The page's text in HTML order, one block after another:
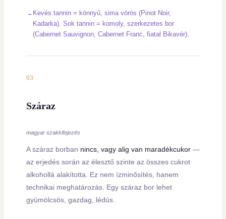
Kevés tannin = könnyű, sima vörös (Pinot Noir,
Kadarka). Sok tannin = komoly, szerkezetes bor
(Cabernet Sauvignon, Cabernet Franc, fiatal Bikavér).
03
Száraz
magyar szakkifejezés
A száraz borban nincs, vagy alig van maradékcukor —
az erjedés során az élesztő szinte az összes cukrot
alkohollá alakította. Ez nem ízminősítés, hanem
technikai meghatározás. Egy száraz bor lehet
gyümölcsös, gazdag, lédús.